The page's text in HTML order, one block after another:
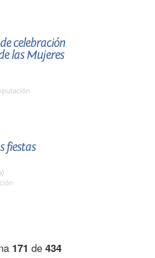
celebración
las Mujeres
fiestas
171 de 434